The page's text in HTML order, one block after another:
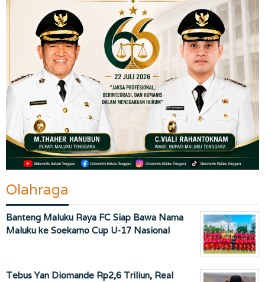
Olahraga
Banteng Maluku Raya FC Siap Bawa Nama
Maluku ke Soekarno Cup U-17 Nasional
Tebus Yan Diomande Rp2,6 Triliun, Real